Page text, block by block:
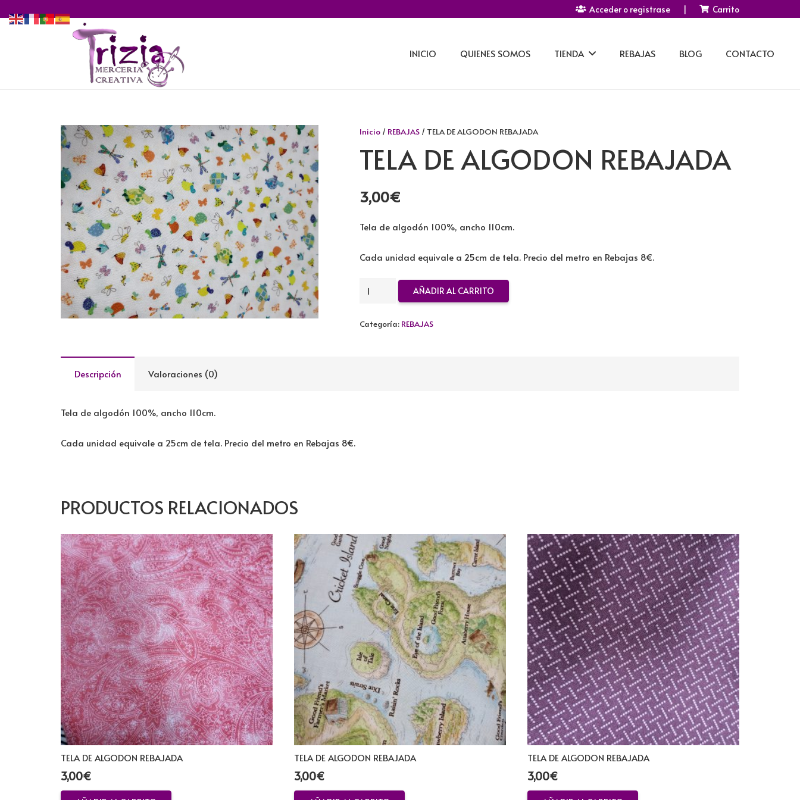
Acceder o registrase | Carrito
INICIO QUIENES SOMOS TIENDA REBAJAS BLOG CONTACTO
Inicio/ REBAJAS/ TELA DE ALGODON REBAJADA
TELA DE ALGODON REBAJADA
3,00€
Tela de algodón 100%, ancho 110cm.
Cada unidad equivale a 25cm de tela. Precio del metro en Rebajas 8€.
TELA
ALGODON
AÑADIR AL CARRITO
Categoría: REBAJAS
Descripción Valoraciones (0)
Tela de algodón 100%, ancho 110cm.
Cada unidad equivale a 25cm de tela. Precio del metro en Rebajas 8€.
PRODUCTOS RELACIONADOS
TELA DE ALGODON REBAJADA
3,00€
TELA DE ALGODON REBAJADA
3,00€
TELA DE ALGODON REBAJADA
3,00€